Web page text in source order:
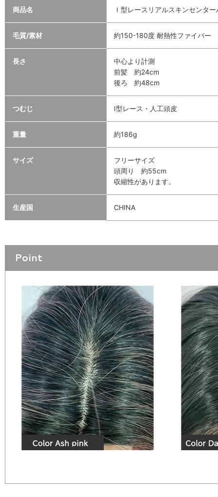
商品名 Ｉ型レースリアルスキンセンタ
毛質/素材 約150-180度 耐熱性ファイバー
長さ
中心より計測
前髪 約24cm
後ろ 約48cm
つむじ I型レース・人工頭皮
重量 約186g
サイズ
フリーサイズ
頭周り 約55cm
収縮性があります。
生産国 CHINA
Point